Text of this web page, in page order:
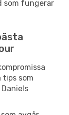
som fungerar
tips som